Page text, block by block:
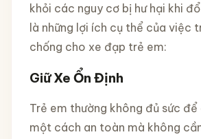
khỏi các nguy cơ bị hư hại khi
là những lợi ích cụ thể của việc
chống cho xe đạp trẻ em:
Giữ Xe Ổn Định
Trẻ em thường không đủ sức để
một cách an toàn mà không